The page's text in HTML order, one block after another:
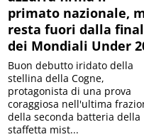
primato nazionale,
resta fuori dalla
dei Mondiali Under
Buon debutto iridato della
stellina della Cogne,
protagonista di una prova
coraggiosa nell'ultima
della seconda batteria della
staffetta mist...